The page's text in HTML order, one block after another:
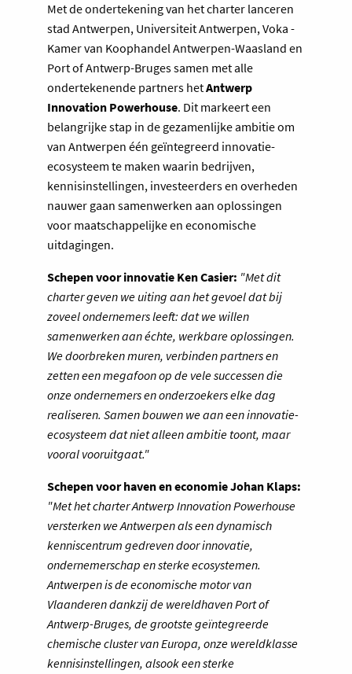
Met de ondertekening van het charter lanceren
stad Antwerpen, Universiteit Antwerpen, Voka -
Kamer van Koophandel Antwerpen-Waasland en
Port of Antwerp-Bruges samen met alle
ondertekenende partners hetAntwerp
Innovation Powerhouse. Dit markeert een
belangrijke stap in de gezamenlijke ambitie om
van Antwerpen één geïntegreerd innovatie-
ecosysteem te maken waarin bedrijven,
kennisinstellingen, investeerders en overheden
nauwer gaan samenwerken aan oplossingen
voor maatschappelijke en economische
uitdagingen.
Schepen voor innovatie Ken Casier: "Met dit
charter geven we uiting aan het gevoel dat bij
zoveel ondernemers leeft: dat we willen
samenwerken aan échte, werkbare oplossingen.
We doorbreken muren, verbinden partners en
zetten een megafoon op de vele successen die
onze ondernemers en onderzoekers elke dag
realiseren. Samen bouwen we aan een innovatie-
ecosysteem dat niet alleen ambitie toont, maar
vooral vooruitgaat."
Schepen voor haven en economie Johan Klaps:
"Met het charter Antwerp Innovation Powerhouse
versterken we Antwerpen als een dynamisch
kenniscentrum gedreven door innovatie,
ondernemerschap en sterke ecosystemen.
Antwerpen is de economische motor van
Vlaanderen dankzij de wereldhaven Port of
Antwerp-Bruges, de grootste geïntegreerde
chemische cluster van Europa, onze wereldklasse
kennisinstellingen, alsook een sterke